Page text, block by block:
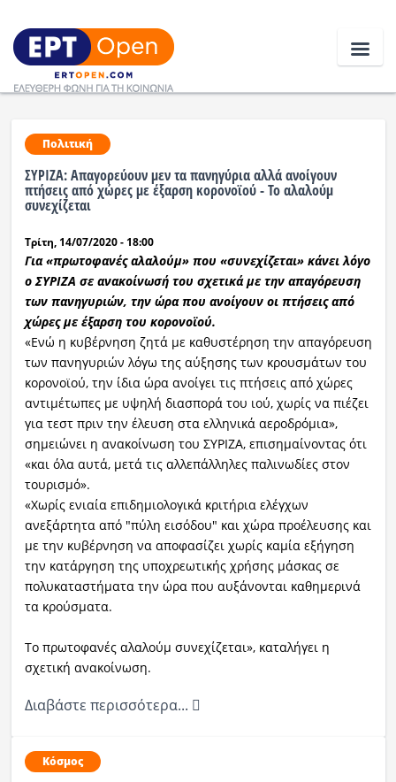
Ειδήσεις
Ελλάδα
Πολιτική
Οικονομία
Αθλητικά
Κόσμος
Ραδιόφωνο LIVE
Εκπομπές
Πολιτισμός
Πολιτική
ΣΥΡΙΖΑ: Απαγορεύουν μεν τα πανηγύρια αλλά ανοίγουν
πτήσεις από χώρες με έξαρση κορονοϊού - Το αλαλούμ
συνεχίζεται
Τρίτη, 14/07/2020 - 18:00
Για «πρωτοφανές αλαλούμ» που «συνεχίζεται» κάνει λόγο
ο ΣΥΡΙΖΑ σε ανακοίνωσή του σχετικά με την απαγόρευση
των πανηγυριών, την ώρα που ανοίγουν οι πτήσεις από
χώρες με έξαρση του κορονοϊού.
«Ενώ η κυβέρνηση ζητά με καθυστέρηση την απαγόρευση
των πανηγυριών λόγω της αύξησης των κρουσμάτων του
κορονοϊού, την ίδια ώρα ανοίγει τις πτήσεις από χώρες
αντιμέτωπες με υψηλή διασπορά του ιού, χωρίς να πιέζει
για τεστ πριν την έλευση στα ελληνικά αεροδρόμια»,
σημειώνει η ανακοίνωση του ΣΥΡΙΖΑ, επισημαίνοντας ότι
«και όλα αυτά, μετά τις αλλεπάλληλες παλινωδίες στον
τουρισμό».
«Χωρίς ενιαία επιδημιολογικά κριτήρια ελέγχων
ανεξάρτητα από "πύλη εισόδου" και χώρα προέλευσης και
με την κυβέρνηση να αποφασίζει χωρίς καμία εξήγηση
την κατάργηση της υποχρεωτικής χρήσης μάσκας σε
πολυκαταστήματα την ώρα που αυξάνονται καθημερινά
τα κρούσματα.
Το πρωτοφανές αλαλούμ συνεχίζεται», καταλήγει η
σχετική ανακοίνωση.
Διαβάστε περισσότερα...
Κόσμος